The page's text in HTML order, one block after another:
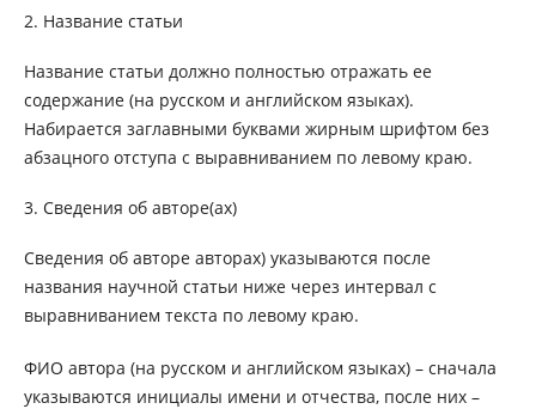
2. Название статьи
Название статьи должно полностью отражать ее
содержание (на русском и английском языках).
Набирается заглавными буквами жирным шрифтом без
абзацного отступа с выравниванием по левому краю.
3. Сведения об авторе(ах)
Сведения об авторе авторах) указываются после
названия научной статьи ниже через интервал с
выравниванием текста по левому краю.
ФИО автора (на русском и английском языках) – сначала
указываются инициалы имени и отчества, после них –